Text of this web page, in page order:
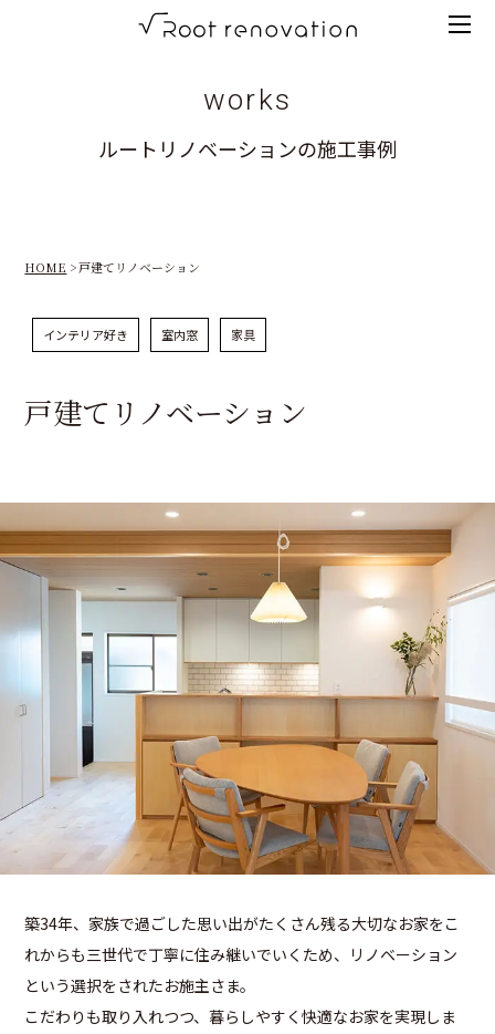
renovation
高
ベ
シ
works
ルートリノベーションの施工事例
HOME 戸建てリノベーション
インテリア好き 室内窓 家具
戸建てリノベーション
築34年、家族で過ごした思い出がたくさん残る大切なお家をこ
れからも三世代で丁寧に住み継いでいくため、リノベーション
という選択をされたお施主さま。
こだわりも取り入れつつ、暮らしやすく快適なお家を実現しま